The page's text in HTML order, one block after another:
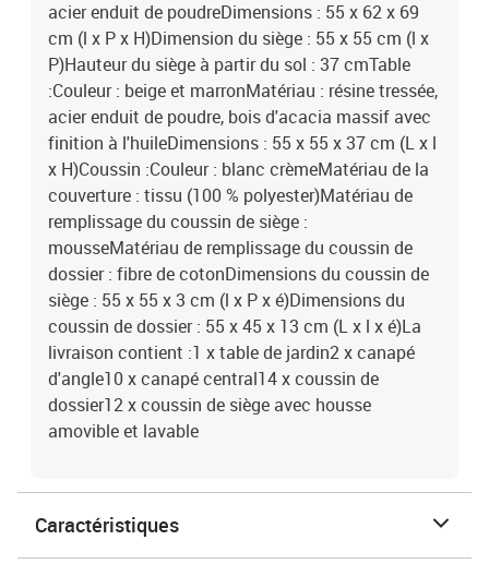
acier enduit de poudreDimensions : 55 x 62 x 69
cm (l x P x H)Dimension du siège : 55 x 55 cm (l x
P)Hauteur du siège à partir du sol : 37 cmTable
:Couleur : beige et marronMatériau : résine tressée,
acier enduit de poudre, bois d'acacia massif avec
finition à l'huileDimensions : 55 x 55 x 37 cm (L x l
x H)Coussin :Couleur : blanc crèmeMatériau de la
couverture : tissu (100 % polyester)Matériau de
remplissage du coussin de siège :
mousseMatériau de remplissage du coussin de
dossier : fibre de cotonDimensions du coussin de
siège : 55 x 55 x 3 cm (l x P x é)Dimensions du
coussin de dossier : 55 x 45 x 13 cm (L x l x é)La
livraison contient :1 x table de jardin2 x canapé
d'angle10 x canapé central14 x coussin de
dossier12 x coussin de siège avec housse
amovible et lavable
Caractéristiques